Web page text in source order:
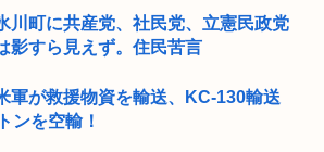
川町に共産党、社民党、立憲民政党
影すら見えず。住民苦言
軍が救援物資を輸送、KC-130輸送
ンを空輸！